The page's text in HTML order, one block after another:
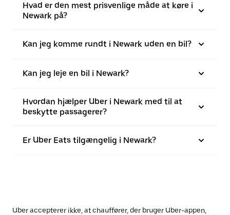
Hvad er den mest prisvenlige måde at køre i
Newark på?
Kan jeg komme rundt i Newark uden en bil?
Kan jeg leje en bil i Newark?
Hvordan hjælper Uber i Newark med til at
beskytte passagerer?
Er Uber Eats tilgængelig i Newark?
Uber accepterer ikke, at chauffører, der bruger Uber-appen,